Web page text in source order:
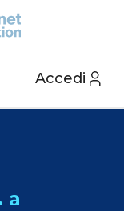
Accedi
a